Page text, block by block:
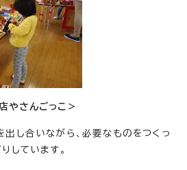
やさんごっこ＞
出し合いながら、必要なものをつくっ
しています。